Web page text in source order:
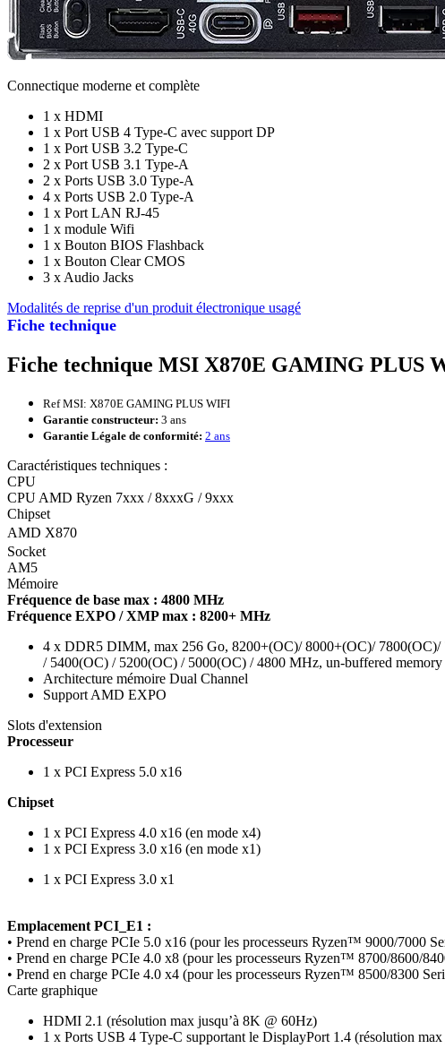
Fiche technique
Connectique moderne et complète
1 x HDMI
1 x Port USB 4 Type-C avec support DP
1 x Port USB 3.2 Type-C
2 x Port USB 3.1 Type-A
2 x Ports USB 3.0 Type-A
4 x Ports USB 2.0 Type-A
1 x Port LAN RJ-45
1 x module Wifi
1 x Bouton BIOS Flashback
1 x Bouton Clear CMOS
3 x Audio Jacks
Modalités de reprise d'un produit électronique usagé
Fiche technique MSI X870E GAMING PLUS
Ref MSI: X870E GAMING PLUS WIFI
Garantie constructeur: 3 ans
Garantie Légale de conformité: 2 ans
Caractéristiques techniques :
CPU
CPU AMD Ryzen 7xxx / 8xxxG / 9xxx
Chipset
AMD X870
Socket
AM5
Mémoire
Fréquence de base max : 4800 MHz
Fréquence EXPO / XMP max : 8200+ MHz
4 x DDR5 DIMM, max 256 Go, 8200+(OC)/ 8000+(OC)/
/ 5400(OC) / 5200(OC) / 5000(OC) / 4800 MHz, un-buffered memory
Architecture mémoire Dual Channel
Support AMD EXPO
Slots d'extension
Processeur
1 x PCI Express 5.0 x16
Chipset
1 x PCI Express 4.0 x16 (en mode x4)
1 x PCI Express 3.0 x16 (en mode x1)
1 x PCI Express 3.0 x1
Emplacement PCI_E1 :
• Prend en charge PCIe 5.0 x16 (pour les processeurs Ryzen™ 9000/7000
• Prend en charge PCIe 4.0 x8 (pour les processeurs Ryzen™ 8700/8600/
• Prend en charge PCIe 4.0 x4 (pour les processeurs Ryzen™ 8500/8300
Carte graphique
HDMI 2.1 (résolution max jusqu’à 8K @ 60Hz)
1 x Ports USB 4 Type-C supportant le DisplayPort 1.4 (résolution